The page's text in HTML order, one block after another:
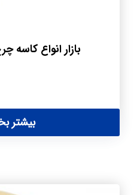
بازار انواع کاسه
بیشتر